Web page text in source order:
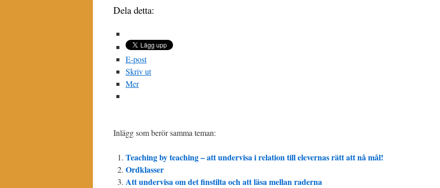
Dela detta:
E-post
Skriv ut
Mer
Inlägg som berör samma teman:
Teaching by teaching – att undervisa i relation till elevernas rätt att nå mål!
Ordklasser
Att undervisa om det finstilta och att läsa mellan raderna